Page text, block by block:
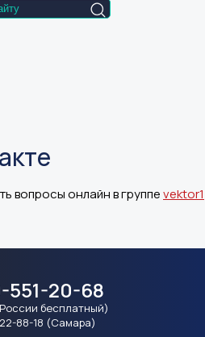
вопросы онлайн в группеvektor1
551-20-68
бесплатный)
88-18 (Самара)